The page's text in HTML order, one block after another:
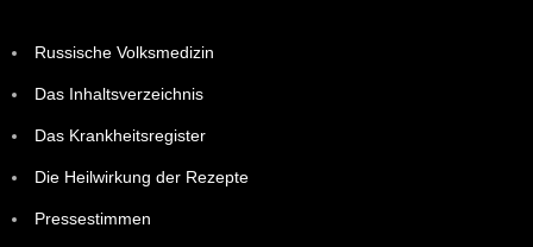
Russische Volksmedizin
Das Inhaltsverzeichnis
Das Krankheitsregister
Die Heilwirkung der Rezepte
Pressestimmen